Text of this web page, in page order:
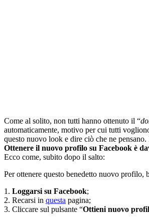
Come al solito, non tutti hanno ottenuto il “
automaticamente, motivo per cui tutti
questo nuovo look e dire ciò che ne pensano.
Ottenere il nuovo profilo su Facebook è
Ecco come, subito dopo il salto:
Per ottenere questo benedetto nuovo profilo,
1. Loggarsi su Facebook;
2. Recarsi in questa pagina;
3. Cliccare sul pulsante “Ottieni nuovo